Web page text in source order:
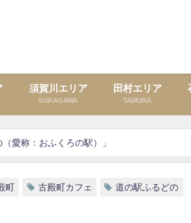
須賀川エリア
SUKAGAWA
田村エリア
TAMURA
愛称：おふくろの駅）」
町 古殿町カフェ 道の駅ふるどの